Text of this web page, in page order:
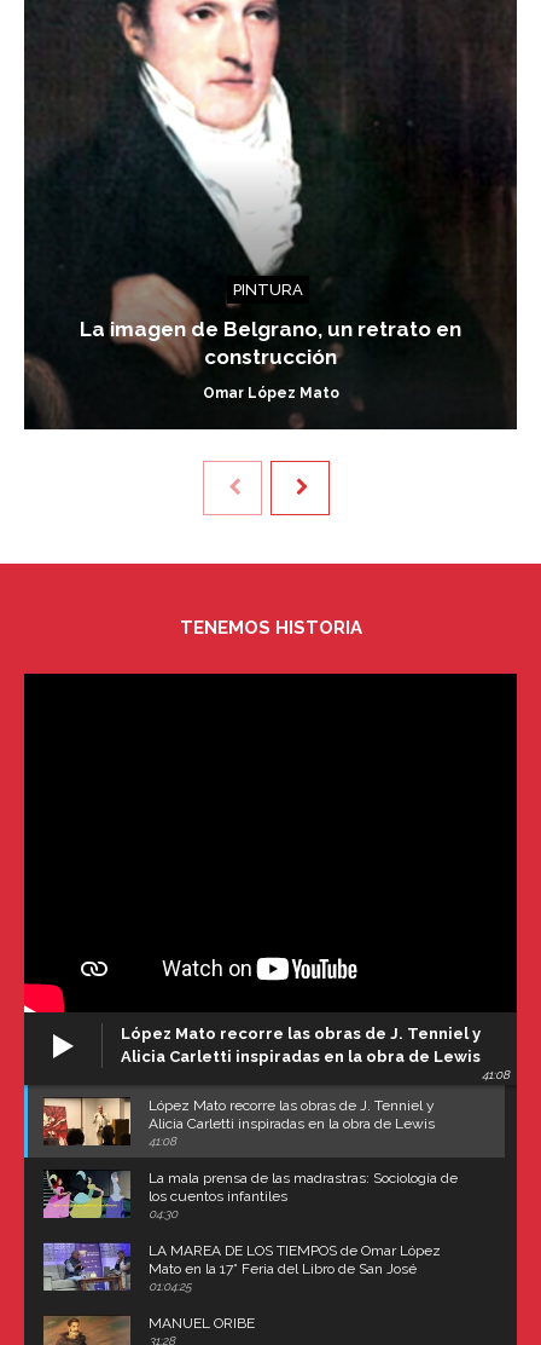
PINTURA
La imagen de Belgrano, un retrato en
construcción
Omar López Mato
TENEMOS HISTORIA
López Mato recorre las obras de J. Tenniel y
Alicia Carletti inspiradas en la obra de Lewis
41:08
López Mato recorre las obras de J. Tenniel y
Alicia Carletti inspiradas en la obra de Lewis
Carroll
41:08
La mala prensa de las madrastras: Sociología de
los cuentos infantiles
04:30
LA MAREA DE LOS TIEMPOS de Omar López
Mato en la 17° Feria del Libro de San José
(Uruguay)
01:04:25
MANUEL ORIBE
31:28